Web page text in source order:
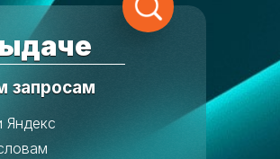
запросам
Яндекс